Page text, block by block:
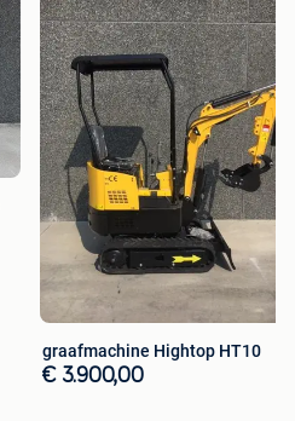
graafmachine Hightop HT10
€ 3.900,00